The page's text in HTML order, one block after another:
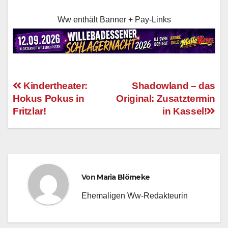
Ww enthält Banner + Pay-Links
Beitragsnavigation
Shadowland – das
Original: Zusatztermin
in Kassel!
Kindertheater:
Hokus Pokus in
Fritzlar!
Von Maria Blömeke
Ehemaligen Ww-Redakteurin